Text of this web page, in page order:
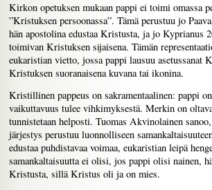
Kirkon opetuksen mukaan pappi ei toimi omassa
”Kristuksen persoonassa”. Tämä perustuu jo
hän apostolina edustaa Kristusta, ja jo Kyprianus
toimivan Kristuksen sijaisena. Tämän
eukaristian vietto, jossa pappi lausuu asetussanat
Kristuksen suoranaisena kuvana tai ikonina.
Kristillinen pappeus on sakramentaalinen: pappi
vaikuttavuus tulee vihkimyksestä. Merkin on
tunnistetaan helposti. Tuomas Akvinolainen
järjestys perustuu luonnolliseen
edustaa puhdistavaa voimaa, eukaristian leipä
samankaltaisuutta ei olisi, jos pappi olisi nainen,
Kristusta, sillä Kristus oli ja on mies.